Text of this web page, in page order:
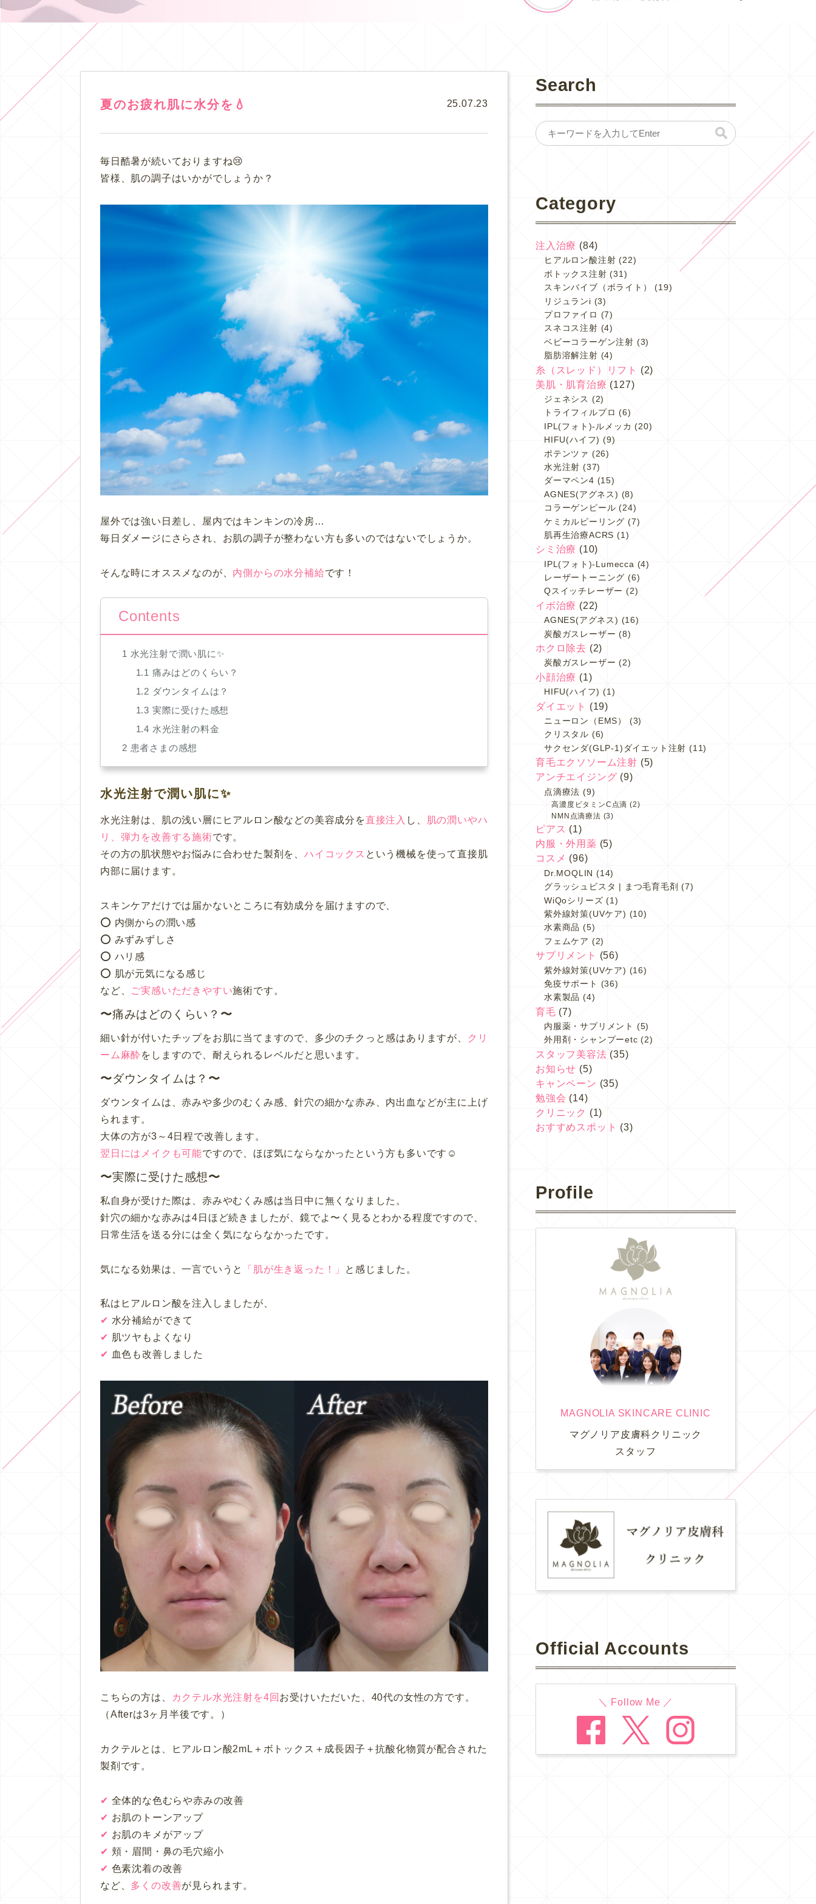
夏のお疲れ肌に水分を💧 25.07.23
毎日酷暑が続いておりますね😢
皆様、肌の調子はいかがでしょうか？
屋外では強い日差し、屋内ではキンキンの冷房…
毎日ダメージにさらされ、お肌の調子が整わない方も多いのではないでしょうか。
そんな時にオススメなのが、 内側からの水分補給です！
Contents
1 水光注射で潤い肌に✨
1.1 痛みはどのくらい？
1.2 ダウンタイムは？
1.3 実際に受けた感想
1.4 水光注射の料金
2 患者さまの感想
水光注射で潤い肌に✨
水光注射は、肌の浅い層にヒアルロン酸などの美容成分を直接注入 し、
肌の潤いやハ
リ、弾力を改善する施術です。
その方の肌状態やお悩みに合わせた製剤を、 ハイコックス という機械を使って直接肌
内部に届けます。
スキンケアだけでは届かないところに有効成分を届けますので、
⭕️ 内側からの潤い感
⭕️ みずみずしさ
⭕️ ハリ感
⭕️ 肌が元気になる感じ
など、 ご実感いただきやすい施術です。
痛みはどのくらい？
細い針が付いたチップをお肌に当てますので、多少のチクっと感はありますが、
クリ
ーム麻酔をしますので、耐えられるレベルだと思います。
ダウンタイムは？
ダウンタイムは、赤みや多少のむくみ感、針穴の細かな赤み、内出血などが主に上げ
られます。
大体の方が3～4日程で改善します。
翌日にはメイクも可能ですので、ほぼ気にならなかったという方も多いです☺️
実際に受けた感想
私自身が受けた際は、赤みやむくみ感は当日中に無くなりました。
針穴の細かな赤みは4日ほど続きましたが、鏡でよ〜く見るとわかる程度ですので、
日常生活を送る分には全く気にならなかったです。
気になる効果は、一言でいうと 「肌が生き返った！」 と感じました。
私はヒアルロン酸を注入しましたが、
✔︎ 水分補給ができて
✔︎ 肌ツヤもよくなり
✔︎ 血色も改善しました
こちらの方は、 カクテル水光注射を4回 お受けいただいた、40代の女性の方です。
（Afterは3ヶ月半後です。）
カクテルとは、 ヒアルロン酸2mL＋ボトックス＋成長因子＋抗酸化物質が配合された
製剤です。
✔︎ 全体的な色むらや赤みの改善
✔︎ お肌のトーンアップ
✔︎ お肌のキメがアップ
✔︎ 頬・眉間・鼻の毛穴縮小
✔︎ 色素沈着の改善
など、 多くの改善が見られます。
Search
Category
注入治療 (84)
ヒアルロン酸注射 (22)
ボトックス注射 (31)
スキンバイブ（ボライト）
(19)
リジュランi (3)
プロファイロ (7)
スネコス注射 (4)
ベビーコラーゲン注射 (3)
脂肪溶解注射 (4)
糸（スレッド）リフト
(2)
美肌・肌育治療 (127)
ジェネシス (2)
トライフィルプロ (6)
IPL(フォト)-ルメッカ (20)
HIFU(ハイフ) (9)
ポテンツァ (26)
水光注射 (37)
ダーマペン4 (15)
AGNES(アグネス) (8)
コラーゲンピール (24)
ケミカルピーリング (7)
肌再生治療ACRS (1)
シミ治療 (10)
IPL(フォト)-Lumecca (4)
レーザートーニング (6)
Qスイッチレーザー (2)
イボ治療 (22)
AGNES(アグネス) (16)
炭酸ガスレーザー (8)
ホクロ除去 (2)
炭酸ガスレーザー (2)
小顔治療 (1)
HIFU(ハイフ) (1)
ダイエット (19)
ニューロン（EMS）
(3)
クリスタル (6)
サクセンダ(GLP-1)ダイエット注射 (11)
育毛エクソソーム注射 (5)
アンチエイジング (9)
点滴療法 (9)
高濃度ビタミンC点滴 (2)
NMN点滴療法 (3)
ピアス (1)
内服・外用薬 (5)
コスメ (96)
Dr.MOQLIN (14)
グラッシュビスタ | まつ毛育毛剤 (7)
WiQoシリーズ (1)
紫外線対策(UVケア) (10)
水素商品 (5)
フェムケア (2)
サプリメント (56)
紫外線対策(UVケア) (16)
免疫サポート
(36)
水素製品 (4)
育毛 (7)
内服薬・サプリメント
(5)
外用剤・シャンプーetc (2)
スタッフ美容法 (35)
お知らせ (5)
キャンペーン (35)
勉強会 (14)
クリニック (1)
おすすめスポット (3)
Profile
MAGNOLIA SKINCARE CLINIC
マグノリア皮膚科クリニック
スタッフ
Official Accounts
＼ Follow Me ／